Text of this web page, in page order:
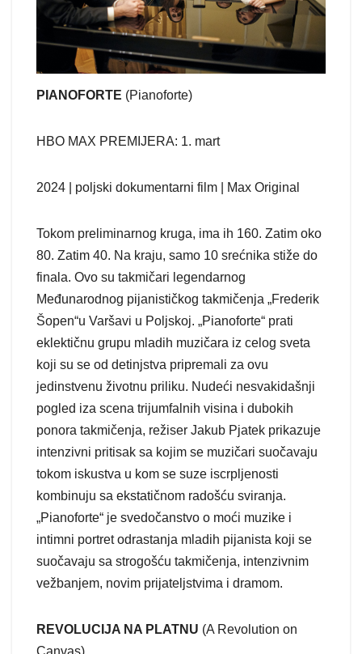
PIANOFORTE (Pianoforte)
HBO MAX PREMIJERA: 1. mart
2024 | poljski dokumentarni film | Max Original
Tokom preliminarnog kruga, ima ih 160. Zatim oko
80. Zatim 40. Na kraju, samo 10 srećnika stiže do
finala. Ovo su takmičari legendarnog
Međunarodnog pijanističkog takmičenja „Frederik
Šopen“u Varšavi u Poljskoj. „Pianoforte“ prati
eklektičnu grupu mladih muzičara iz celog sveta
koji su se od detinjstva pripremali za ovu
jedinstvenu životnu priliku. Nudeći nesvakidašnji
pogled iza scena trijumfalnih visina i dubokih
ponora takmičenja, režiser Jakub Pjatek prikazuje
intenzivni pritisak sa kojim se muzičari suočavaju
tokom iskustva u kom se suze iscrpljenosti
kombinuju sa ekstatičnom radošću sviranja.
„Pianoforte“ je svedočanstvo o moći muzike i
intimni portret odrastanja mladih pijanista koji se
suočavaju sa strogošću takmičenja, intenzivnim
vežbanjem, novim prijateljstvima i dramom.
REVOLUCIJA NA PLATNU (A Revolution on
Canvas)